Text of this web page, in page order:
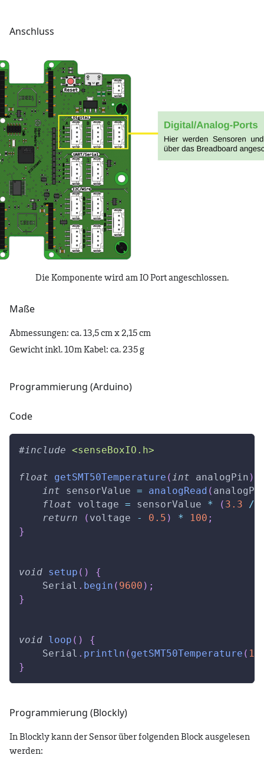
Anschluss
Die Komponente wird am IO Port angeschlossen.
Maße
Abmessungen: ca. 13,5 cm x 2,15 cm
Gewicht inkl. 10m Kabel: ca. 235 g
Programmierung (Arduino)
Code
#include <senseBoxIO.h>
float getSMT50Temperature ( int analogPin )
int sensorValue = analogRead (
float voltage = sensorValue * ( 3.3 /
return
( voltage - 0.5 ) * 100 ;
}
void setup ( )
{
    Serial
. begin ( 9600 ) ;
}
void loop ( )
{
    Serial
. println ( getSMT50Temperature ( 1
}
Programmierung (Blockly)
In Blockly kann der Sensor über folgenden Block ausgelesen
werden: